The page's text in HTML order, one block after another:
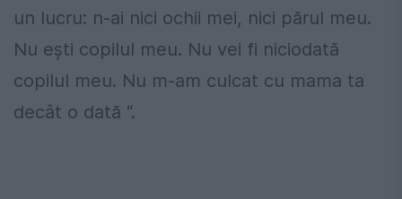
un lucru: n-ai nici ochii mei, nici părul meu.
Nu ești copilul meu. Nu vei fi niciodată
copilul meu. Nu m-am culcat cu mama ta
decât o dată “.